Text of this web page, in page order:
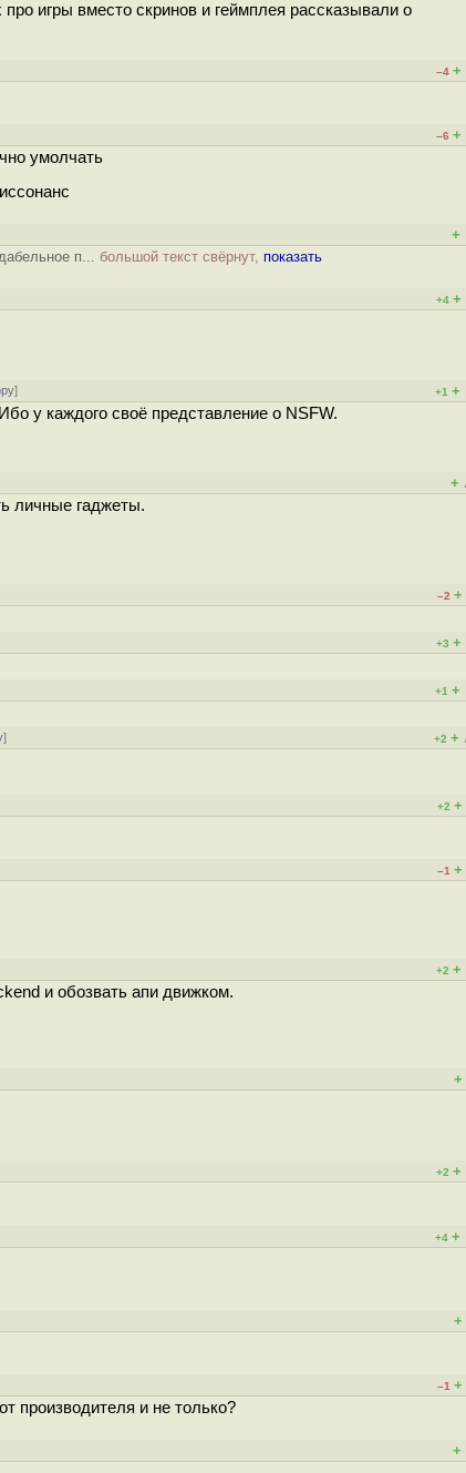
игры вместо скринов и геймплея рассказывали о
–4 +
–6 +
умолчать
+
п... большой текст свёрнут, показать
+4 +
] +1 +
у каждого своё представление о NSFW.
+
личные гаджеты.
–2 +
+3 +
+1 +
] +2 +
+2 +
–1 +
+2 +
и обозвать апи движком.
+
+2 +
+4 +
+
–1 +
производителя и не только?
+